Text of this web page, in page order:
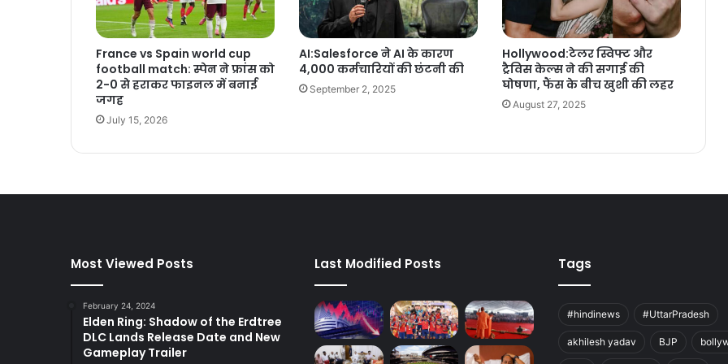
France vs Spain world cup
football match: स्पेन ने फ्रांस को
2-0 से हराकर फाइनल में बनाई
जगह
July 15, 2026
AI:Salesforce ने AI के कारण
4,000 कर्मचारियों की छंटनी की
September 2, 2025
Hollywood:टेलर स्विफ्ट और
ट्रैविस केल्स ने की सगाई की
घोषणा, फैंस के बीच खुशी की लहर
August 27, 2025
Most Viewed Posts
February 24, 2024
Elden Ring: Shadow of the Erdtree
DLC Lands Release Date and New
Gameplay Trailer
Last Modified Posts Tags
#hindinews #UttarPradesh
akhilesh yadav BJP